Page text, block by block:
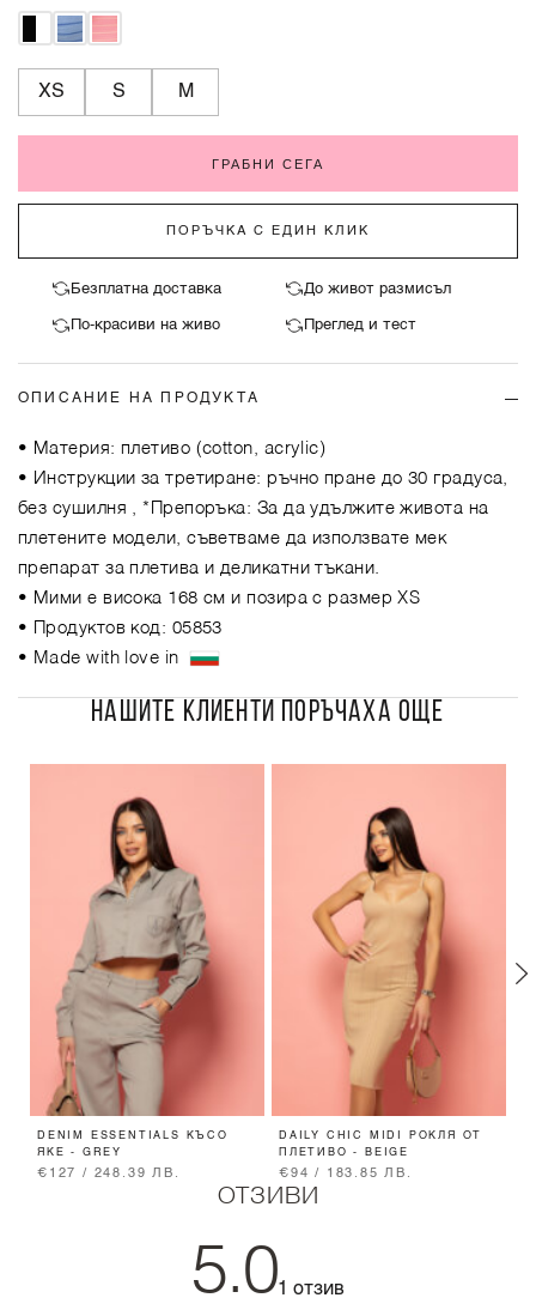
XS S M
ГРАБНИ СЕГА
ПОРЪЧКА С ЕДИН КЛИК
Безплатна доставка До живот размисъл
По-красиви на живо Преглед и тест
ОПИСАНИЕ НА ПРОДУКТА
• Материя: плетиво (cotton, acrylic)
• Инструкции за третиране: ръчно пране до 30 градуса,
без сушилня , *Препоръка: За да удължите живота на
плетените модели, съветваме да използвате мек
препарат за плетива и деликатни тъкани.
• Мими е висока 168 см и позира с размер XS
• Продуктов код: 05853
• Made with love in
НАШИТЕ КЛИЕНТИ ПОРЪЧАХА ОЩЕ
DENIM ESSENTIALS КЪСО
ЯКЕ - GREY
€127 / 248.39 ЛВ.
DAILY CHIC MIDI РОКЛЯ ОТ
ПЛЕТИВО - BEIGE
€94 / 183.85 ЛВ.
ОТЗИВИ
5.01 отзив